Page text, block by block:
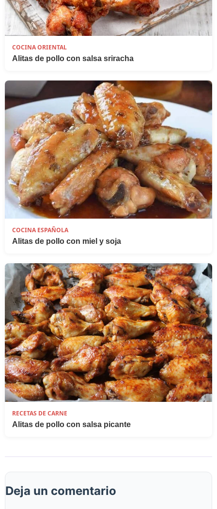
COCINA ORIENTAL
Alitas de pollo con salsa sriracha
COCINA ESPAÑOLA
Alitas de pollo con miel y soja
RECETAS DE CARNE
Alitas de pollo con salsa picante
Deja un comentario